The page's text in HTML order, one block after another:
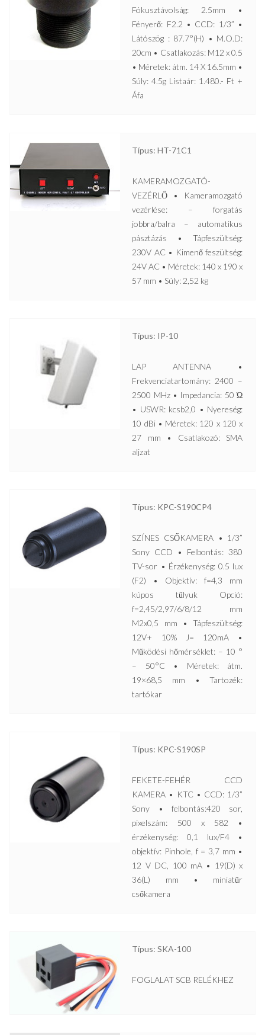
Fókusztávolság: 2.5mm •
Fényerő: F2.2 • CCD: 1/3” •
Látószög : 87.7°(H) • M.O.D:
20cm • Csatlakozás: M12 x 0.5
• Méretek: átm. 14 X 16.5mm •
Súly: 4.5g Listaár: 1.480.- Ft +
Áfa
Típus: HT-71C1
KAMERAMOZGATÓ-
VEZÉRLŐ • Kameramozgató
vezérlése: – forgatás
jobbra/balra – automatikus
pásztázás • Tápfeszültség:
230V AC • Kimenő feszültség:
24V AC • Méretek: 140 x 190 x
57 mm • Súly: 2,52 kg
Típus: IP-10
LAP ANTENNA •
Frekvenciatartomány: 2400 –
2500 MHz • Impedancia: 50 Ώ
• USWR: kcsb2,0 • Nyereség:
10 dBi • Méretek: 120 x 120 x
27 mm • Csatlakozó: SMA
aljzat
Típus: KPC-S190CP4
SZÍNES CSŐKAMERA • 1/3”
Sony CCD • Felbontás: 380
TV-sor • Érzékenység: 0.5 lux
(F2) • Objektív: f=4,3 mm
kúpos tűlyuk Opció:
f=2,45/2,97/6/8/12 mm
M2x0,5 mm • Tápfeszültség:
12V+ 10% J= 120mA •
Működési hőmérséklet: – 10 °
– 50°C • Méretek: átm.
19×68,5 mm • Tartozék:
tartókar
Típus: KPC-S190SP
FEKETE-FEHÉR CCD
KAMERA • KTC • CCD: 1/3”
Sony • felbontás:420 sor,
pixelszám: 500 x 582 •
érzékenység: 0,1 lux/F4 •
objektív: Pinhole, f = 3,7 mm •
12 V DC, 100 mA • 19(D) x
36(L) mm • miniatűr
csőkamera
Típus: SKA-100
FOGLALAT SCB RELÉKHEZ